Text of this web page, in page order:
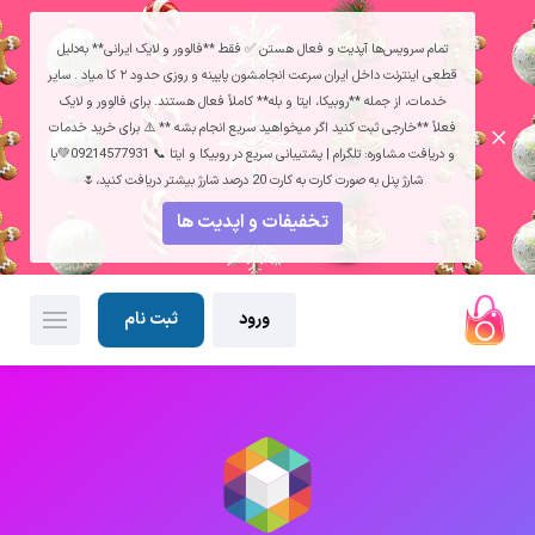
تمام سرویس‌ها آپدیت و فعال هستن ✅ فقط **فالوور و لایک ایرانی** به‌دلیل
قطعی اینترنت داخل ایران سرعت انجامشون پایینه و روزی حدود ۲ کا میاد . سایر
خدمات، از جمله **روبیکا، ایتا و بله** کاملاً فعال هستند. برای فالوور و لایک
فعلاً **خارجی ثبت کنید اگر میخواهید سریع انجام بشه ** ⚠️ برای خرید خدمات
و دریافت مشاوره: تلگرام | پشتیبانی سریع در روبیکا و ایتا 📞 09214577931💚با
شارژ پنل به صورت کارت به کارت 20 درصد شارژ بیشتر دریافت کنید،🌷
تخفیفات و اپدیت ها
ورود ثبت نام